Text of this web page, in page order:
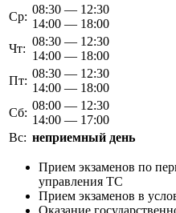
Ср:
08:30 — 12:30
14:00 — 18:00
Чт:
08:30 — 12:30
14:00 — 18:00
Пт:
08:30 — 12:30
14:00 — 18:00
Сб:
08:00 — 12:30
14:00 — 17:00
Вс: неприемный день
Прием экзаменов по
управления ТС
Прием экзаменов в